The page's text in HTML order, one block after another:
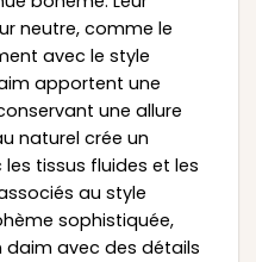
neutre, comme le
avec le style
apportent une
une allure
naturel crée un
tissus fluides et les
au style
sophistiquée,
avec des détails